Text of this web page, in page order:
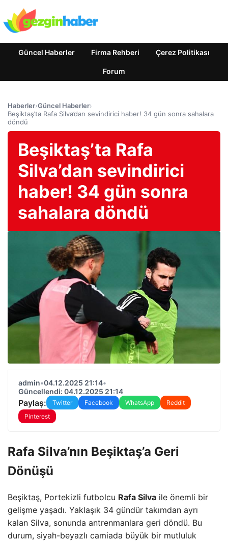
Güncel Haberler Firma Rehberi Çerez Politikası
Forum
Haberler›Güncel Haberler›
Beşiktaş’ta Rafa Silva’dan sevindirici haber! 34 gün sonra sahalara
döndü
Beşiktaş’ta Rafa
Silva’dan sevindirici
haber! 34 gün sonra
sahalara döndü
admin•04.12.2025 21:14•
Güncellendi: 04.12.2025 21:14
Paylaş: Twitter Facebook WhatsApp
Reddit
Pinterest
Rafa Silva’nın Beşiktaş’a Geri
Dönüşü
Beşiktaş, Portekizli futbolcu Rafa Silva ile önemli bir
gelişme yaşadı. Yaklaşık 34 gündür takımdan ayrı
kalan Silva, sonunda antrenmanlara geri döndü. Bu
durum, siyah-beyazlı camiada büyük bir mutluluk